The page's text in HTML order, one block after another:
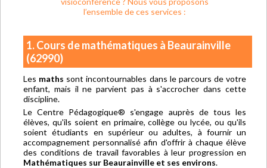
l’ensemble de ces services :
1. Cours de mathématiques à Beaurainville
(62990)
Les maths sont incontournables dans le parcours de votre
enfant, mais il ne parvient pas à s'accrocher dans cette
discipline.
Le Centre Pédagogique® s'engage auprès de tous les
élèves, qu'ils soient en primaire, collège ou lycée, ou qu'ils
soient étudiants en supérieur ou adultes, à fournir un
accompagnement personnalisé afin d'offrir à chaque élève
des conditions de travail favorables à leur progression en
Mathématiques sur Beaurainville et ses environs.